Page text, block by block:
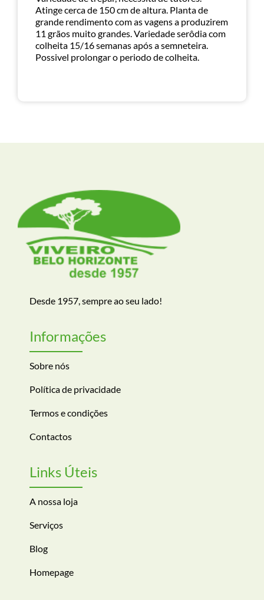
Atinge cerca de 150 cm de altura. Planta de
grande rendimento com as vagens a produzirem
11 grãos muito grandes. Variedade serôdia com
colheita 15/16 semanas após a semneteira.
Possivel prolongar o periodo de colheita.
Desde 1957, sempre ao seu lado!
Informações
Sobre nós
Política de privacidade
Termos e condições
Contactos
Links Úteis
A nossa loja
Serviços
Blog
Homepage